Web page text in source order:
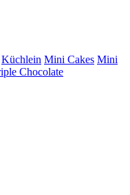
Küchlein Mini Cakes Mini
Chocolate